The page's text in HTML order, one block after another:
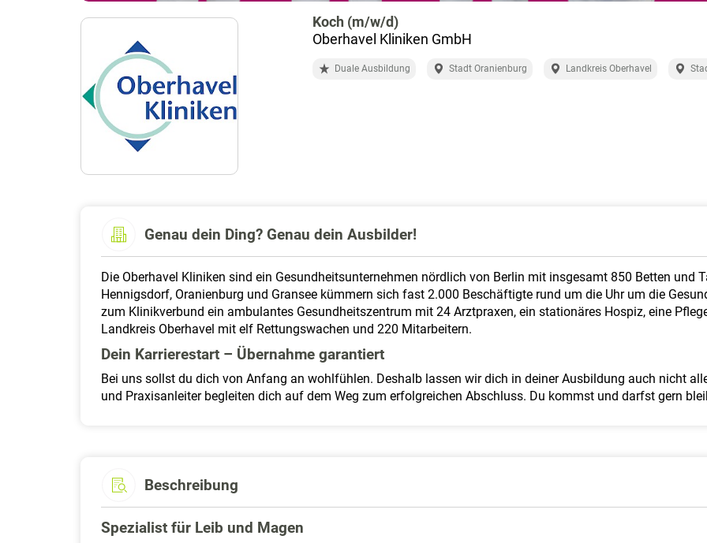
Koch (m/w/d)
Oberhavel Kliniken GmbH
Duale Ausbildung Stadt Oranienburg Landkreis Oberhavel
Genau dein Ding? Genau dein Ausbilder!
Die Oberhavel Kliniken sind ein Gesundheitsunternehmen nördlich von Berlin mit insgesamt 850 Betten und
Hennigsdorf, Oranienburg und Gransee kümmern sich fast 2.000 Beschäftigte rund um die Uhr um die
zum Klinikverbund ein ambulantes Gesundheitszentrum mit 24 Arztpraxen, ein stationäres Hospiz, eine
Landkreis Oberhavel mit elf Rettungswachen und 220 Mitarbeitern.
Dein Karrierestart – Übernahme garantiert
Bei uns sollst du dich von Anfang an wohlfühlen. Deshalb lassen wir dich in deiner Ausbildung auch nicht
und Praxisanleiter begleiten dich auf dem Weg zum erfolgreichen Abschluss. Du kommst und darfst gern
Beschreibung
Spezialist für Leib und Magen